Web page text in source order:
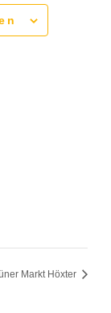
Markt Höxter